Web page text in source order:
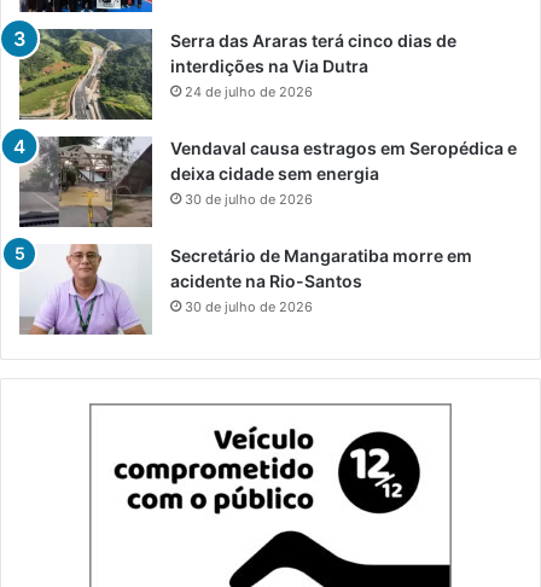
Serra das Araras terá cinco dias de
interdições na Via Dutra
24 de julho de 2026
Vendaval causa estragos em Seropédica e
deixa cidade sem energia
30 de julho de 2026
Secretário de Mangaratiba morre em
acidente na Rio-Santos
30 de julho de 2026